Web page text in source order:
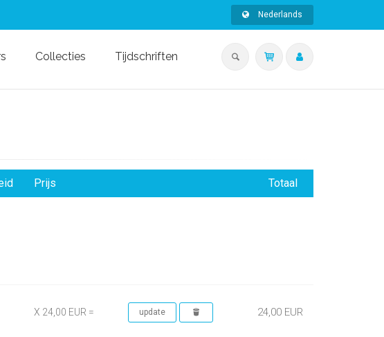
Nederlands
Collecties Tijdschriften
Prijs Totaal
X 24,00 EUR = 24,00 EUR